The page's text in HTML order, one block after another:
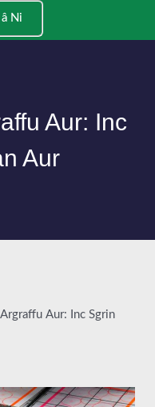
Ni
Aur: Inc
Aur
Aur: Inc Sgrin